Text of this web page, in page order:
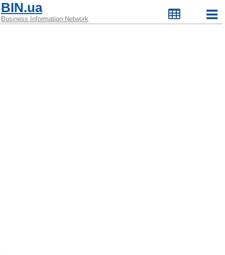
BIN.ua
Business Information Network